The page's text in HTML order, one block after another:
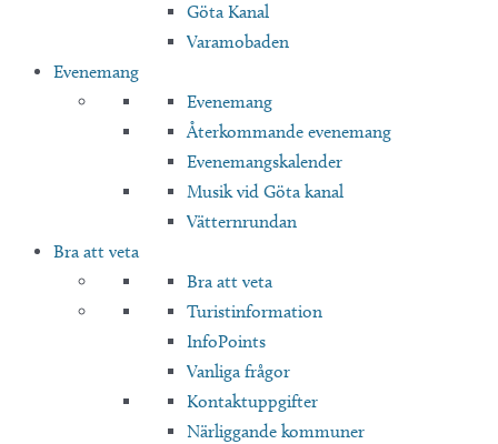
Göta Kanal
Varamobaden
Evenemang
Evenemang
Återkommande evenemang
Evenemangskalender
Musik vid Göta kanal
Vätternrundan
Bra att veta
Bra att veta
Turistinformation
InfoPoints
Vanliga frågor
Kontaktuppgifter
Närliggande kommuner